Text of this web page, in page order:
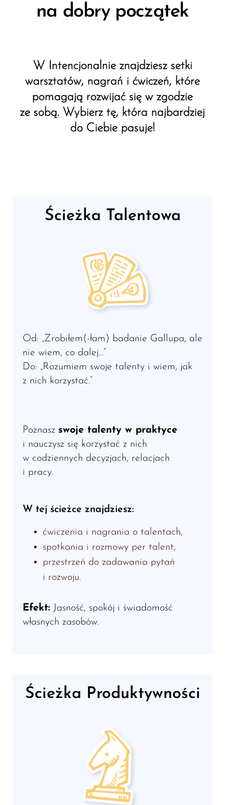
na dobry początek
W Intencjonalnie znajdziesz setki
warsztatów, nagrań i ćwiczeń, które
pomagają rozwijać się w zgodzie
ze sobą. Wybierz tę, która najbardziej
do Ciebie pasuje!
Ścieżka Talentowa
Od: „Zrobiłem(-łam) badanie Gallupa, ale
nie wiem, co dalej…”
Do: „Rozumiem swoje talenty i wiem, jak
z nich korzystać.”
Poznasz swoje talenty w praktyce
i nauczysz się korzystać z nich
w codziennych decyzjach, relacjach
i pracy.
W tej ścieżce znajdziesz:
ćwiczenia i nagrania o talentach,
spotkania i rozmowy per talent,
przestrzeń do zadawania pytań
i rozwoju.
Efekt: Jasność, spokój i świadomość
własnych zasobów.
Ścieżka Produktywności​